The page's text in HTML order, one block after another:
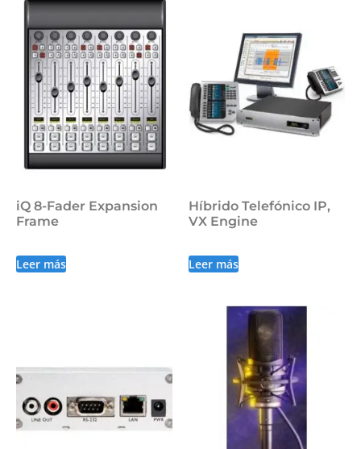
iQ 8-Fader Expansion
Frame
Leer más
Híbrido Telefónico IP,
VX Engine
Leer más